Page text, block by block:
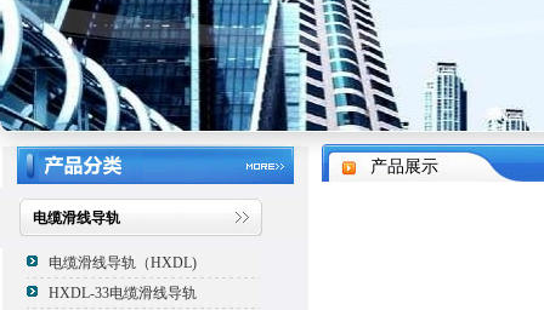
电缆滑线导轨
电缆滑线导轨（HXDL)
HXDL-33电缆滑线导轨
产品展示